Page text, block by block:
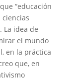
“educación
ciencias
La idea de
el mundo
en la práctica
que, en